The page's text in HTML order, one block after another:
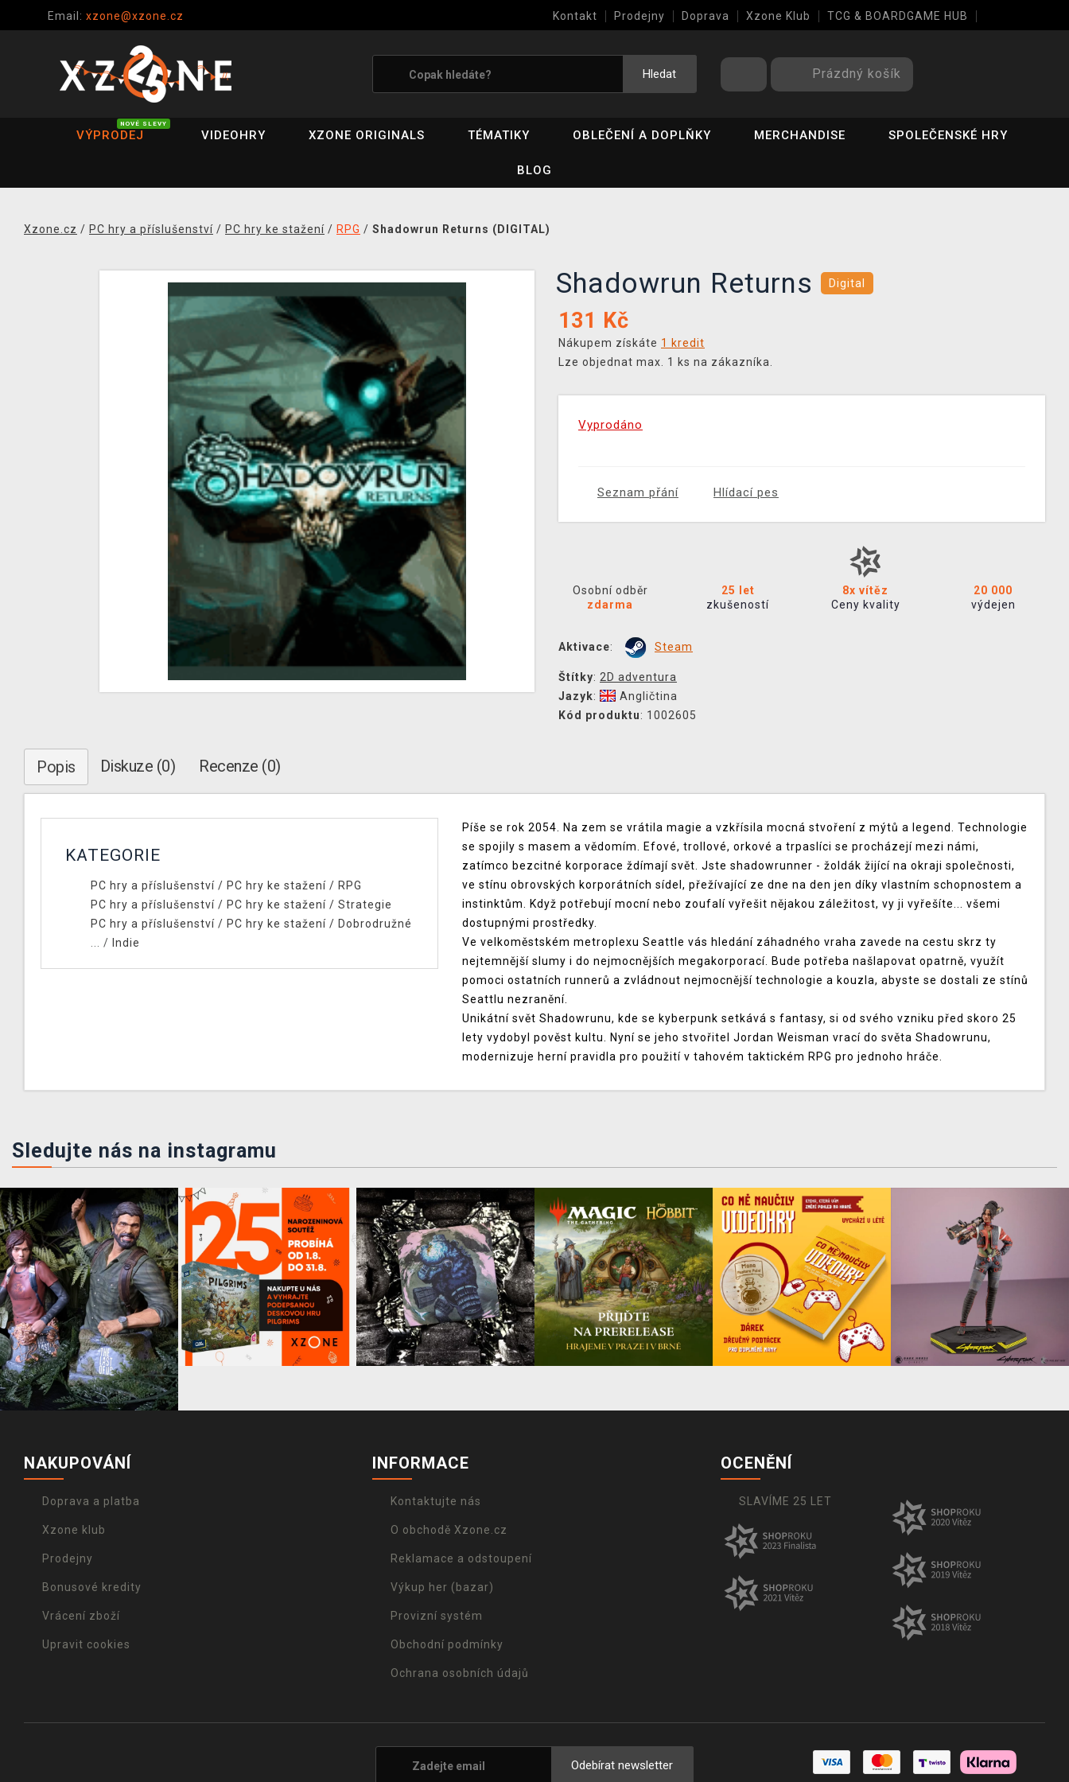
Email: xzone@xzone.cz Kontakt Prodejny Doprava Xzone Klub TCG & BOARDGAME HUB
Hledat Prázdný košík
VÝPRODEJ
NOVÉ SLEVY
VIDEOHRY XZONE ORIGINALS TÉMATIKY OBLEČENÍ A DOPLŇKY MERCHANDISE SPOLEČENSKÉ HRY
BLOG
Xzone.cz / PC hry a příslušenství / PC hry ke stažení / RPG / Shadowrun Returns (DIGITAL)
Shadowrun Returns Digital
131 Kč
Nákupem získáte 1 kredit
Lze objednat max. 1 ks na zákazníka.
Vyprodáno
Seznam přání Hlídací pes
Osobní odběr
zdarma
25 let
zkušeností
8x vítěz
Ceny kvality
20 000
výdejen
Aktivace: Steam
Štítky: 2D adventura
Jazyk:
Angličtina
Kód produktu: 1002605
Popis Diskuze (0) Recenze (0)
KATEGORIE
PC hry a příslušenství/ PC hry ke stažení/ RPG
PC hry a příslušenství/ PC hry ke stažení/ Strategie
PC hry a příslušenství/ PC hry ke stažení/ Dobrodružné
... / Indie
Píše se rok 2054. Na zem se vrátila magie a vzkřísila mocná stvoření z mýtů a legend. Technologie
se spojily s masem a vědomím. Efové, trollové, orkové a trpaslíci se procházejí mezi námi,
zatímco bezcitné korporace ždímají svět. Jste shadowrunner - žoldák žijící na okraji společnosti,
ve stínu obrovských korporátních sídel, přežívající ze dne na den jen díky vlastním schopnostem a
instinktům. Když potřebují mocní nebo zoufalí vyřešit nějakou záležitost, vy ji vyřešíte... všemi
dostupnými prostředky.
Ve velkoměstském metroplexu Seattle vás hledání záhadného vraha zavede na cestu skrz ty
nejtemnější slumy i do nejmocnějších megakorporací. Bude potřeba našlapovat opatrně, využít
pomoci ostatních runnerů a zvládnout nejmocnější technologie a kouzla, abyste se dostali ze stínů
Seattlu nezranění.
Unikátní svět Shadowrunu, kde se kyberpunk setkává s fantasy, si od svého vzniku před skoro 25
lety vydobyl pověst kultu. Nyní se jeho stvořitel Jordan Weisman vrací do světa Shadowrunu,
modernizuje herní pravidla pro použití v tahovém taktickém RPG pro jednoho hráče.
Sledujte nás na instagramu
NAKUPOVÁNÍ
Doprava a platba
Xzone klub
Prodejny
Bonusové kredity
Vrácení zboží
Upravit cookies
INFORMACE
Kontaktujte nás
O obchodě Xzone.cz
Reklamace a odstoupení
Výkup her (bazar)
Provizní systém
Obchodní podmínky
Ochrana osobních údajů
OCENĚNÍ
SLAVÍME 25 LET
Odebírat newsletter